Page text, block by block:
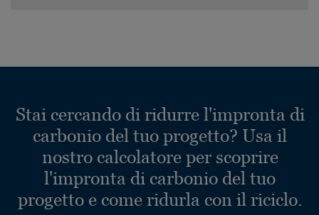
Stai cercando di ridurre l'impronta di
carbonio del tuo progetto? Usa il
nostro calcolatore per scoprire
l'impronta di carbonio del tuo
progetto e come ridurla con il riciclo.